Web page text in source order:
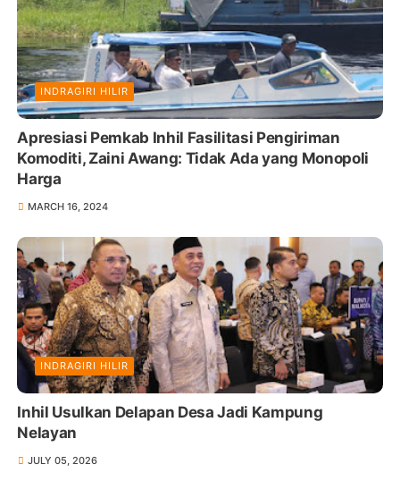
INDRAGIRI HILIR
Apresiasi Pemkab Inhil Fasilitasi Pengiriman
Komoditi, Zaini Awang: Tidak Ada yang Monopoli
Harga
MARCH 16, 2024
INDRAGIRI HILIR
Inhil Usulkan Delapan Desa Jadi Kampung
Nelayan
JULY 05, 2026